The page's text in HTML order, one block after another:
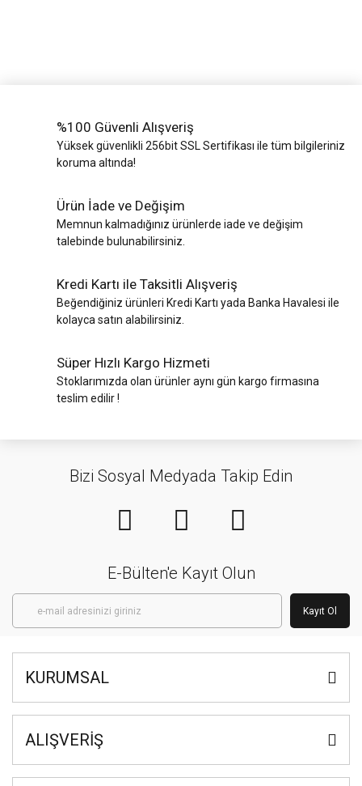
%100 Güvenli Alışveriş
Yüksek güvenlikli 256bit SSL Sertifikası ile tüm bilgileriniz
koruma altında!
Ürün İade ve Değişim
Memnun kalmadığınız ürünlerde iade ve değişim
talebinde bulunabilirsiniz.
Kredi Kartı ile Taksitli Alışveriş
Beğendiğiniz ürünleri Kredi Kartı yada Banka Havalesi ile
kolayca satın alabilirsiniz.
Süper Hızlı Kargo Hizmeti
Stoklarımızda olan ürünler aynı gün kargo firmasına
teslim edilir !
Bizi Sosyal Medyada Takip Edin
E-Bülten'e Kayıt Olun
Kayıt Ol
KURUMSAL
ALIŞVERİŞ